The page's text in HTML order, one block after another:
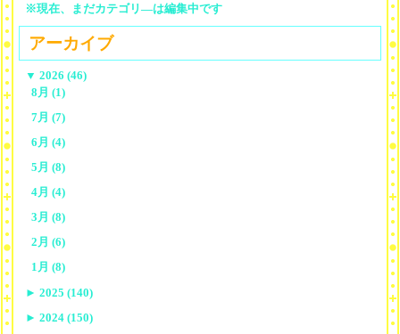
※現在、まだカテゴリ—は編集中です
アーカイブ
▼ 2026 (46)
8月 (1)
7月 (7)
6月 (4)
5月 (8)
4月 (4)
3月 (8)
2月 (6)
1月 (8)
► 2025 (140)
► 2024 (150)